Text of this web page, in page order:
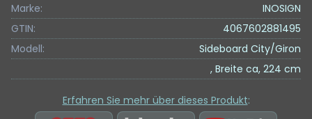
Marke:
INOSIGN
GTIN:
4067602881495
Modell:
Sideboard City/Giron
, Breite ca, 224 cm
Erfahren Sie mehr über dieses Produkt: